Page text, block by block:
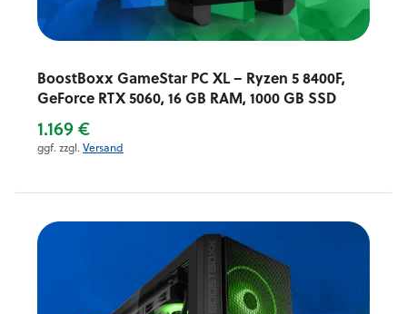
BoostBoxx GameStar PC XL – Ryzen 5 8400F,
GeForce RTX 5060, 16 GB RAM, 1000 GB SSD
1.169 €
ggf. zzgl. Versand